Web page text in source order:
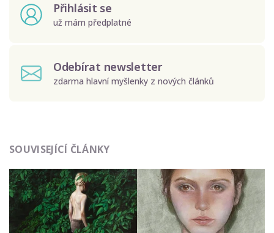
Přihlásit se
už mám předplatné
Odebírat newsletter
zdarma hlavní myšlenky z nových článků
údajů.
SOUVISEJÍCÍ ČLÁNKY